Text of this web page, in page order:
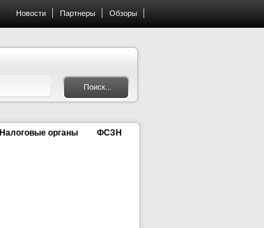
Новости Партнеры Обзоры
Налоговые органы ФСЗН